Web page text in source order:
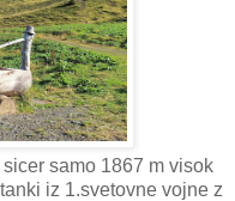
samo 1867 m visok
iz 1.svetovne vojne z